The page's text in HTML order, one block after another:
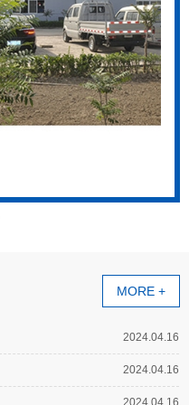
MORE +
2024.04.16
2024.04.16